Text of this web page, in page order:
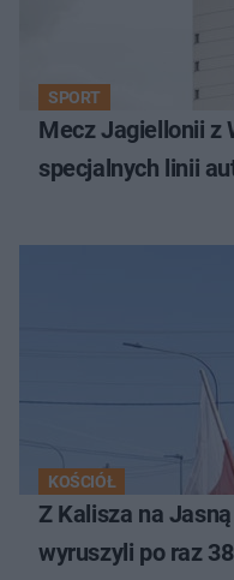
SPORT
Mecz Jagiellonii z
specjalnych linii
KOŚCIÓŁ
Z Kalisza na
wyruszyli po raz